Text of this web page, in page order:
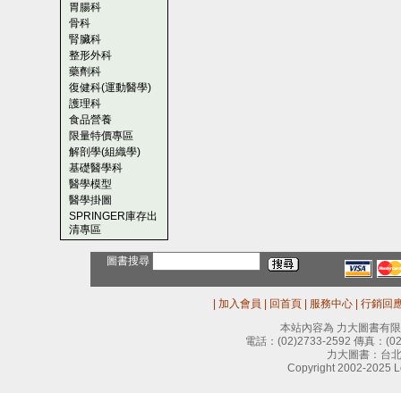
胃腸科
骨科
腎臟科
整形外科
藥劑科
復健科(運動醫學)
護理科
食品營養
限量特價專區
解剖學(組織學)
基礎醫學科
醫學模型
醫學掛圖
SPRINGER庫存出
清專區
圖書搜尋
加入會員 回首頁 服務中心
行銷回
本站內容為 力大圖書有
電話： (02)2733-2592 傳真：
力大圖書：台
Copyright 2002-2025